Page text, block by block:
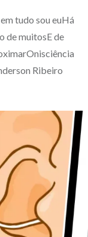
tudo sou euHá
de muitosE de
Ribeiro